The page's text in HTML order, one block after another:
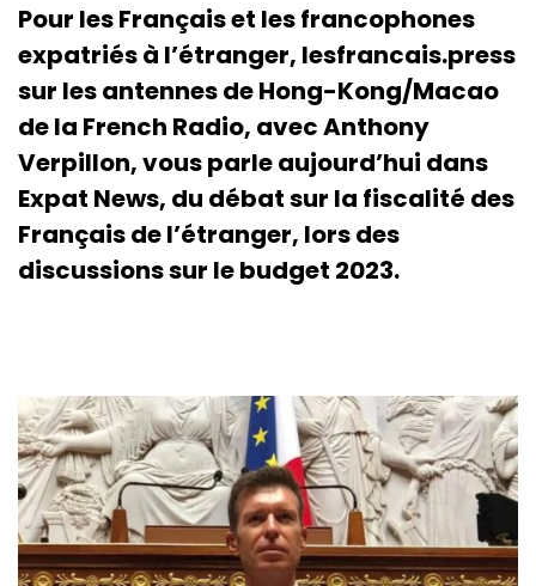
Pour les Français et les francophones
expatriés à l’étranger, lesfrancais.press
sur les antennes de Hong-Kong/Macao
de la French Radio, avec Anthony
Verpillon, vous parle aujourd’hui dans
Expat News, du débat sur la fiscalité des
Français de l’étranger, lors des
discussions sur le budget 2023.